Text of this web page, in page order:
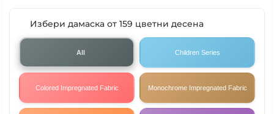
Избери дамаска от 159 цветни десена
All Children Series
Colored Impregnated Fabric Monochrome Impregnated Fabric